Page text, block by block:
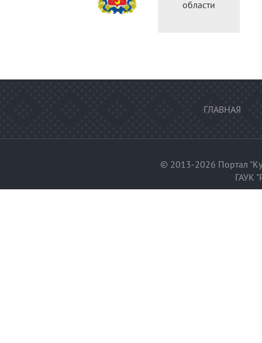
федерации
ГЛАВНАЯ
© 2013-2026 Портал
ГАУК